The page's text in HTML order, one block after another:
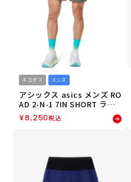
ネコポス メンズ
アシックス asics メンズ RO
AD 2-N-1 7IN SHORT ラン
ニング ショートパンツ 2011
D246 26FA
¥8,250税込